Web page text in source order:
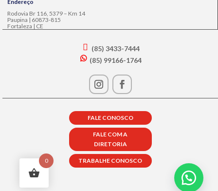
Endereço
Rodovia Br 116, 5379 – Km 14
Paupina | 60873-815
Fortaleza | CE
s
m
o
n
in
ic
o
n
(85) 3433-7444
p
ic
(85) 99166-1764
FALE CONOSCO
FALE COM A
DIRETORIA
TRABALHE CONOSCO
0